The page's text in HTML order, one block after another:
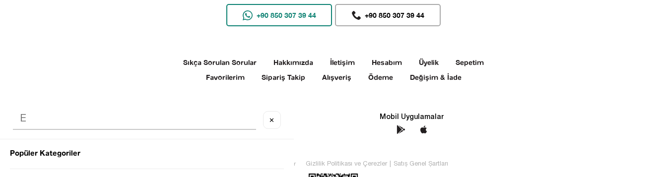
+90 850 307 39 44 +90 850 307 39 44
Sıkça Sorulan Sorular Hakkımızda İletişim Hesabım Üyelik
Sepetim
Favorilerim
Sipariş Takip Alışveriş Ödeme Değişim & İade
Sosyal Medya Mobil Uygulamalar
© 2025 SEZGİ TEKİN Tüm hakları saklıdır Gizlilik Politikası ve Çerezler Satış Genel Şartları
✕
Popüler Kategoriler